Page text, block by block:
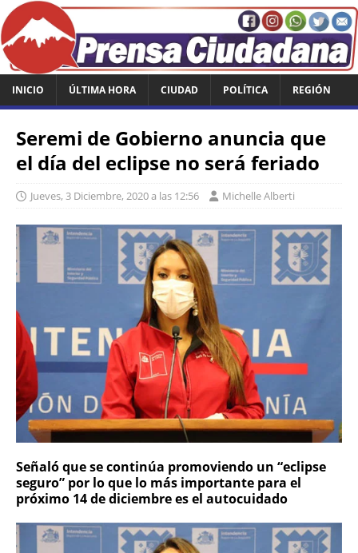
INICIO ÚLTIMA HORA CIUDAD POLÍTICA REGIÓN
Seremi de Gobierno anuncia que
el día del eclipse no será feriado
Jueves, 3 Diciembre, 2020 a las 12:56 Michelle Alberti
Señaló que se continúa promoviendo un “eclipse
seguro” por lo que lo más importante para el
próximo 14 de diciembre es el autocuidado